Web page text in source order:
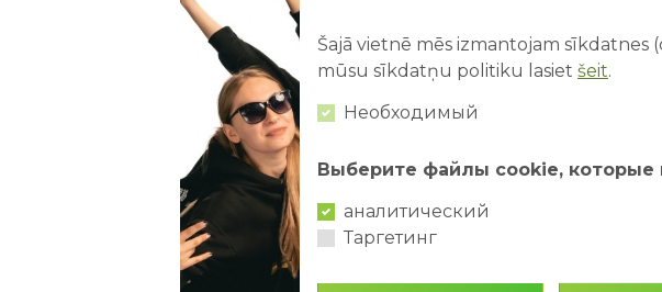
Šajā vietnē mēs izmantojam sīkdatnes
mūsu sīkdatņu politiku lasiet šeit.
Необходимый
Выберите файлы cookie, которые
аналитический
Таргетинг